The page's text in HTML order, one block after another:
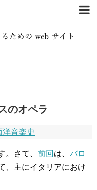
のオペラ
洋音楽史
。さて、 前回 は、 バロ
、主にイタリアにおけ